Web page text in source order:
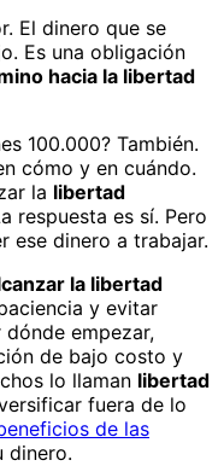
El dinero que se
Es una obligación
hacia la libertad
100.000? También.
cómo y en cuándo.
la libertad
respuesta es sí. Pero
ese dinero a trabajar.
la libertad
y evitar
dónde empezar,
de bajo costo y
lo llaman libertad
fuera de lo
de las
dinero.